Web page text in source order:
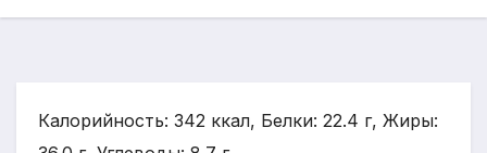
Калорийность: 342 ккал, Белки: 22.4 г, Жиры: